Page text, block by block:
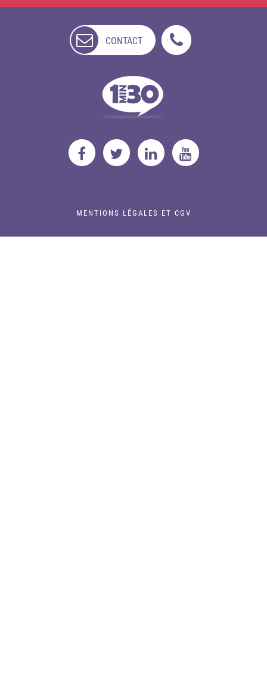
CONTACT
DISPONIBLE
MENTIONS LÉGALES ET CGV